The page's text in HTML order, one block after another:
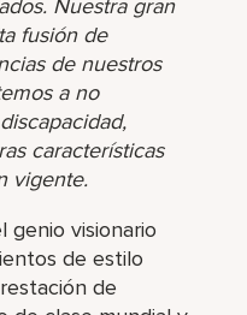
Nuestra gran
fusión de
de nuestros
a no
características
vigente.
genio visionario
de estilo
de